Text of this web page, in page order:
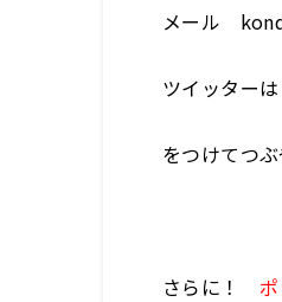
メール
ツイッター
をつけてつぶ
さらに！